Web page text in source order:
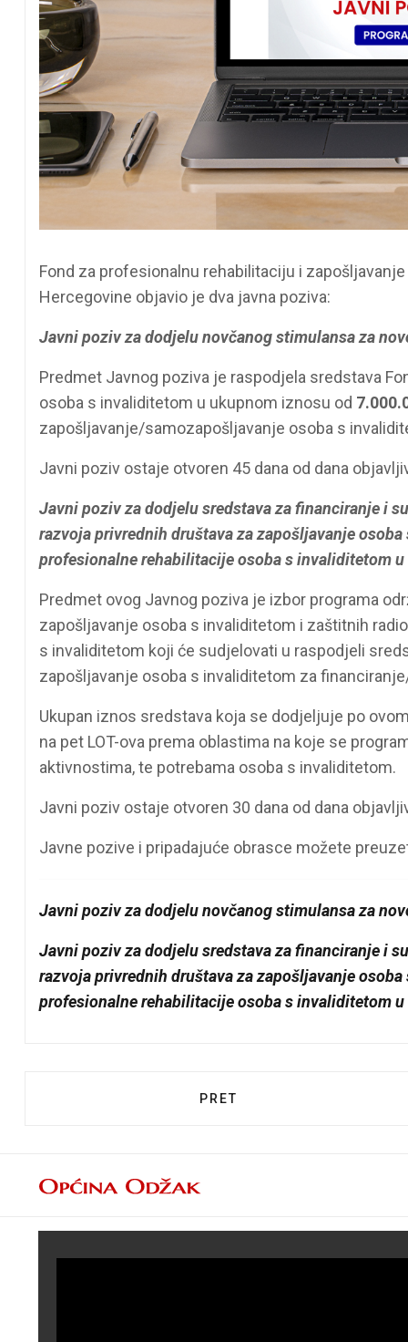
Fond za profesionalnu rehabilitaciju i
Hercegovine objavio je dva javna poziva:
Javni poziv za dodjelu novčanog stimulansa za
Predmet Javnog poziva je raspodjela sredstava
osoba s invaliditetom u ukupnom iznosu od
zapošljavanje/samozapošljavanje osoba s
Javni poziv ostaje otvoren 45 dana od dana
Javni poziv za dodjelu sredstava za financiranje i
razvoja privrednih društava za zapošljavanje
profesionalne rehabilitacije osoba s invaliditetom
Predmet ovog Javnog poziva je izbor programa
zapošljavanje osoba s invaliditetom i zaštitnih
s invaliditetom koji će sudjelovati u raspodjeli
zapošljavanje osoba s invaliditetom za
Ukupan iznos sredstava koja se dodjeljuje po
na pet LOT-ova prema oblastima na koje se
aktivnostima, te potrebama osoba s invaliditetom.
Javni poziv ostaje otvoren 30 dana od dana
Javne pozive i pripadajuće obrasce možete
Javni poziv za dodjelu novčanog stimulansa za
Javni poziv za dodjelu sredstava za financiranje i
razvoja privrednih društava za zapošljavanje
profesionalne rehabilitacije osoba s invaliditetom
PRETHODNI ČLANAK:
PRET